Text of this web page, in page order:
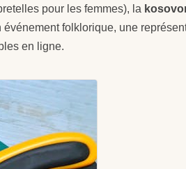
pour les femmes), la
folklorique, une
en ligne.